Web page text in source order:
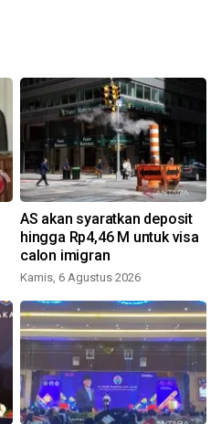
AS akan syaratkan deposit
hingga Rp4,46 M untuk visa
calon imigran
Kamis, 6 Agustus 2026